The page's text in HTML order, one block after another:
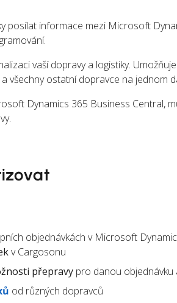
posílat informace mezi Microsoft
vaší dopravy a logistiky.
všechny ostatní dopravce na jednom
Dynamics 365 Business Central,
objednávkách v Microsoft
v Cargosonu
přepravy pro danou objednávku
od různých dopravců